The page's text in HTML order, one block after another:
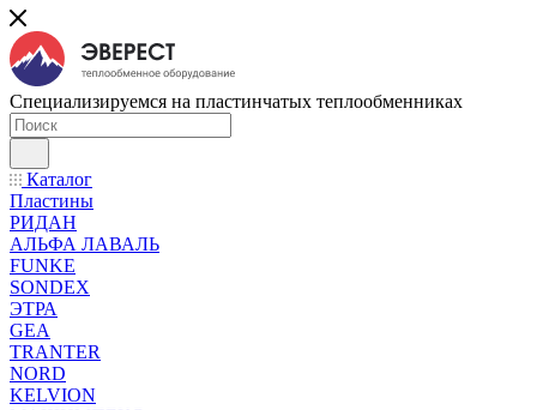
Специализируемся на пластинчатых теплообменниках
Каталог
Пластины
РИДАН
АЛЬФА ЛАВАЛЬ
FUNKE
SONDEX
ЭТРА
GEA
TRANTER
NORD
KELVION